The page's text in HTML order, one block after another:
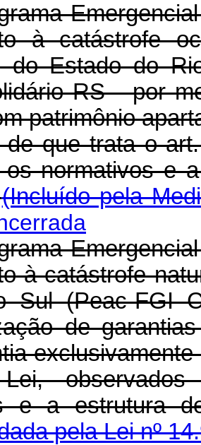
à catástrofe
do Estado do
RS - por
patrimônio
de que trata o
normativos e
(Incluído pela
à catástrofe
Sul (Peac-FGI
de
observados
e a
pela Lei nº